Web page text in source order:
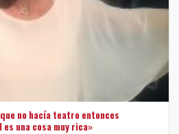
no hacía teatro entonces
una cosa muy rica»